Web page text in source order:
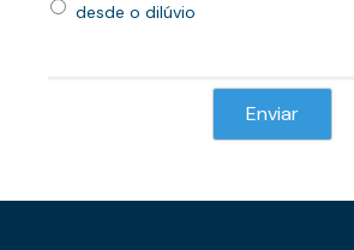
desde o dilúvio